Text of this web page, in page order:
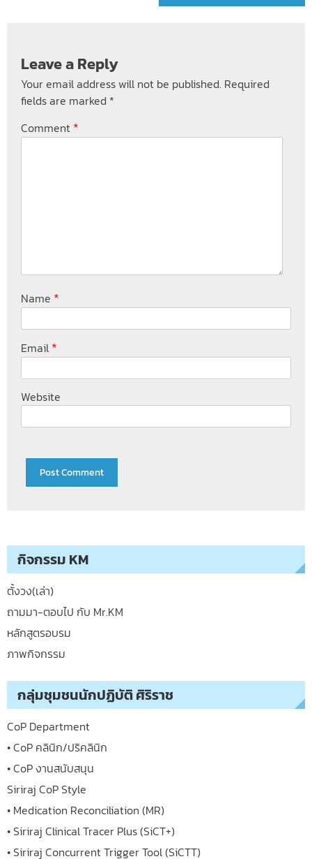
Leave a Reply
Your email address will not be published. Required
fields are marked *
Comment *
Name *
Email *
Website
กิจกรรม KM
ตั้งวง(เล่า)
ถามมา-ตอบไป กับ Mr.KM
หลักสูตรอบรม
ภาพกิจกรรม
กลุ่มชุมชนนักปฏิบัติ ศิริราช
CoP Department
• CoP คลินิก/ปริคลินิก
• CoP งานสนับสนุน
Siriraj CoP Style
• Medication Reconciliation (MR)
• Siriraj Clinical Tracer Plus (SiCT+)
• Siriraj Concurrent Trigger Tool (SiCTT)